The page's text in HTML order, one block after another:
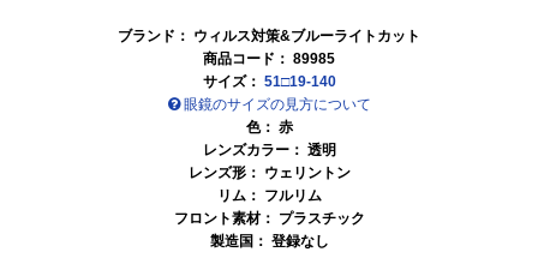
ブランド： ウィルス対策&ブルーライトカット
商品コード： 89985
サイズ： 51□19-140
眼鏡のサイズの見方について
色： 赤
レンズカラー： 透明
レンズ形： ウェリントン
リム： フルリム
フロント素材： プラスチック
製造国： 登録なし